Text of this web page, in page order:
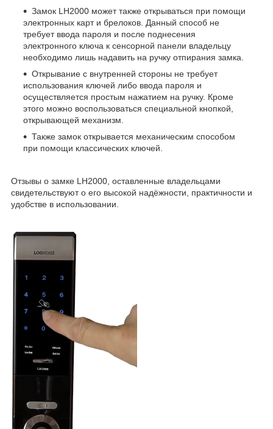
Замок LH2000 может также открываться при помощи
электронных карт и брелоков. Данный способ не
требует ввода пароля и после поднесения
электронного ключа к сенсорной панели владельцу
необходимо лишь надавить на ручку отпирания замка.
Открывание с внутренней стороны не требует
использования ключей либо ввода пароля и
осуществляется простым нажатием на ручку. Кроме
этого можно воспользоваться специальной кнопкой,
открывающей механизм.
Также замок открывается механическим способом
при помощи классических ключей.
Отзывы о замке LH2000, оставленные владельцами
свидетельствуют о его высокой надёжности, практичности и
удобстве в использовании.